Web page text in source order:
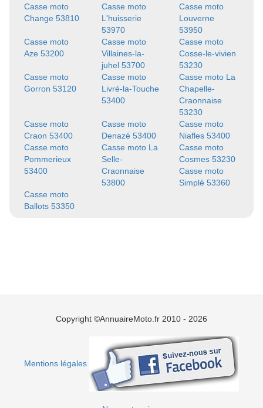
Casse moto
Change 53810
Casse moto
L'huisserie
53970
Casse moto
Louverne
53950
Casse moto
Aze 53200
Casse moto
Villaines-la-
juhel 53700
Casse moto
Cosse-le-vivien
53230
Casse moto
Gorron 53120
Casse moto
Livré-la-Touche
53400
Casse moto La
Chapelle-
Craonnaise
53230
Casse moto
Craon 53400
Casse moto
Denazé 53400
Casse moto
Niafles 53400
Casse moto
Pommerieux
53400
Casse moto La
Selle-
Craonnaise
53800
Casse moto
Cosmes 53230
Casse moto
Simplé 53360
Casse moto
Ballots 53350
Copyright ©AnnuaireMoto.fr 2010 - 2026
Mentions légales